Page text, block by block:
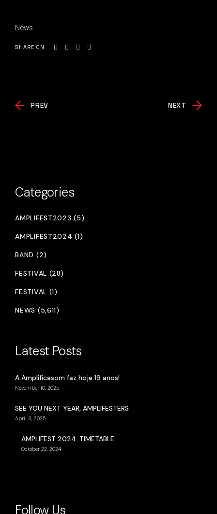
News
SHARE ON
PREV NEXT
Categories
AMPLIFEST2023 (5)
AMPLIFEST2024 (1)
BAND (2)
FESTIVAL (28)
FESTIVAL (1)
NEWS (5,611)
Latest Posts
A Amplificasom faz hoje 19 anos!
November 10, 2025
SEE YOU NEXT YEAR, AMPLIFESTERS
April 8, 2025
AMPLIFEST 2024: TIMETABLE
October 22, 2024
Follow Us